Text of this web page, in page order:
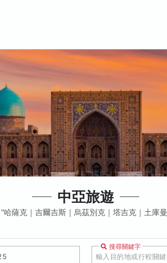
中亞旅遊
哈薩克｜吉爾吉斯｜烏茲別克｜塔吉克｜土庫曼
搜尋關鍵字